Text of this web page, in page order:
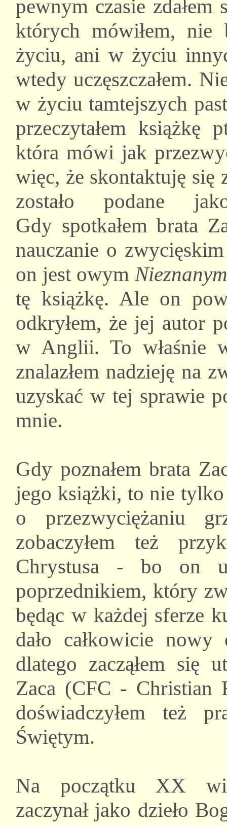
pewnym czasie
których mówiłem, nie
życiu, ani w życiu
wtedy uczęszczałem.
w życiu tamtejszych
przeczytałem książkę
która mówi jak
więc, że skontaktuję się
zostało podane
Gdy spotkałem brata
nauczanie o
on jest owym
tę książkę. Ale on
odkryłem, że jej autor
w Anglii. To właśnie
znalazłem nadzieję na
uzyskać w tej sprawie
mnie.
Gdy poznałem brata
jego książki, to nie tylko
o przezwyciężaniu
zobaczyłem też
Chrystusa - bo on
poprzednikiem, który
będąc w każdej sferze
dało całkowicie nowy
dlatego zacząłem się
Zaca (CFC - Christian
doświadczyłem też
Świętym.
Na początku XX
zaczynał jako dzieło